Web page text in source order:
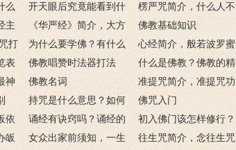
么
事
开天眼后究竟能看到什
么？
楞严咒简介，什么人不
能念楞严咒？
主
《华严经》简介，大方
广佛华严经讲什么？
佛教基础知识
打
为什么要学佛？有什么
用呢？
心经简介，般若波罗蜜
多心经内容介绍
表 佛教唱赞时法器打法
什么是佛教？佛教的精
髓是什么？佛的定义
呢？
神
佛教名词
准提咒简介，准提咒功
德及妙用
持咒是什么意思？如何
持咒？
佛咒入门
依
诵经有诀窍吗？诵经的
十二条诀窍
初入佛门该怎样修行？
皈
女众出家前须知，一生
往生咒简介，念往生咒